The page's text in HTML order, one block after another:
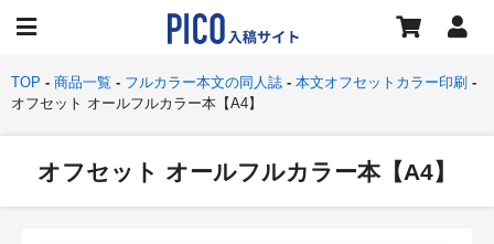
TOP 商品一覧 フルカラー本文の同人誌
本文オフセットカラー印刷
オフセット オールフルカラー本【A4】
オフセット オールフルカラー本【A4】